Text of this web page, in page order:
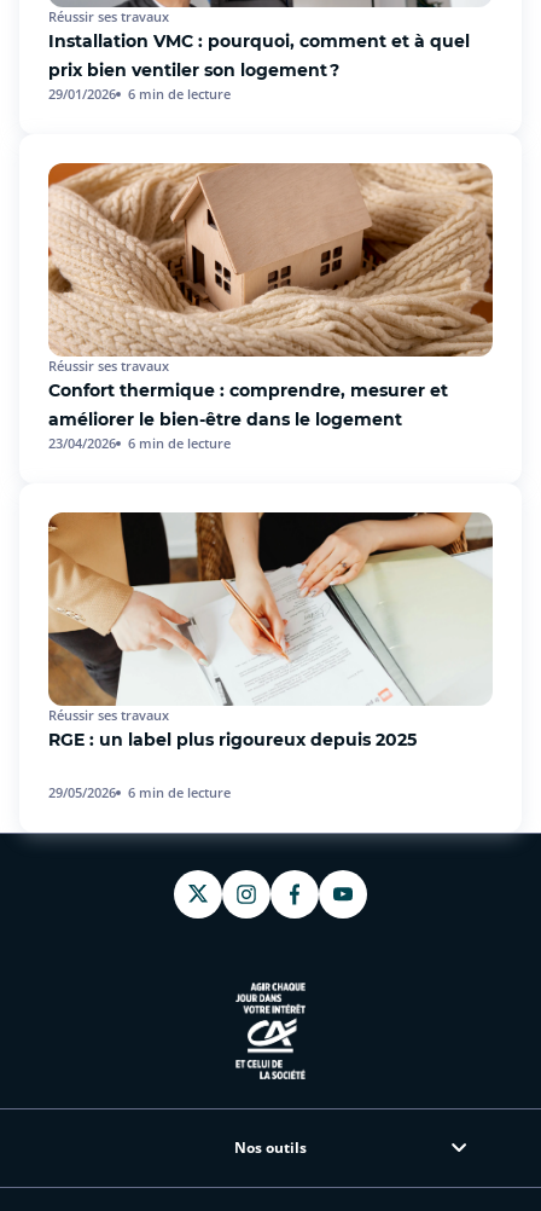
Installation VMC : pourquoi, comment et à quel
prix bien ventiler son logement ?
Réussir ses travaux
29/01/2026 6 min de lecture
Confort thermique : comprendre, mesurer et
améliorer le bien-être dans le logement
Réussir ses travaux
23/04/2026 6 min de lecture
RGE : un label plus rigoureux depuis 2025
Réussir ses travaux
29/05/2026 6 min de lecture
Nos outils